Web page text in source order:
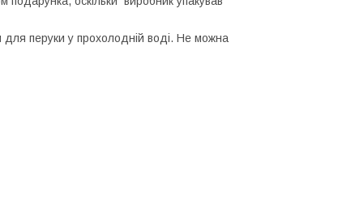
перуки у прохолодній воді. Не можна